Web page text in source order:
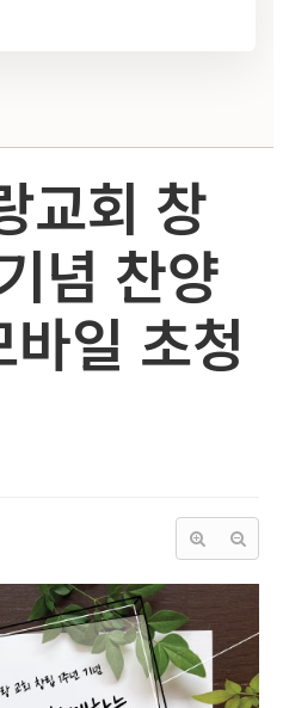
교회 창
념 찬양
일 초청